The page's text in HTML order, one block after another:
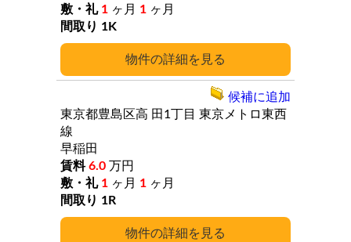
詳細
1 ヶ月 1 ヶ月
1K
詳細
東京都豊島区高 田1丁目 東京メトロ東西
線
早稲田
6.0 万円
1 ヶ月 1 ヶ月
1R
候補に追加